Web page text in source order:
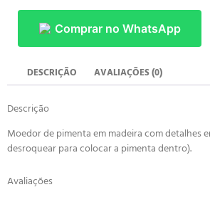
Comprar no WhatsApp
DESCRIÇÃO AVALIAÇÕES (0)
Descrição
Moedor de pimenta em madeira com detalhes
desroquear para colocar a pimenta dentro).
Avaliações